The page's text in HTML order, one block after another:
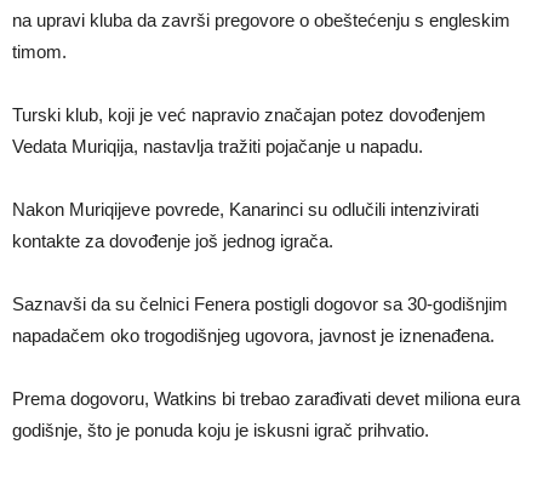
na upravi kluba da završi pregovore o obeštećenju s engleskim
timom.
Turski klub, koji je već napravio značajan potez dovođenjem
Vedata Muriqija, nastavlja tražiti pojačanje u napadu.
Nakon Muriqijeve povrede, Kanarinci su odlučili intenzivirati
kontakte za dovođenje još jednog igrača.
Saznavši da su čelnici Fenera postigli dogovor sa 30-godišnjim
napadačem oko trogodišnjeg ugovora, javnost je iznenađena.
Prema dogovoru, Watkins bi trebao zarađivati devet miliona eura
godišnje, što je ponuda koju je iskusni igrač prihvatio.